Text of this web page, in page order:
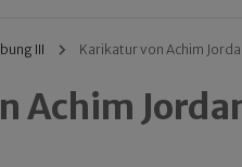
III Karikatur von Achim
Achim